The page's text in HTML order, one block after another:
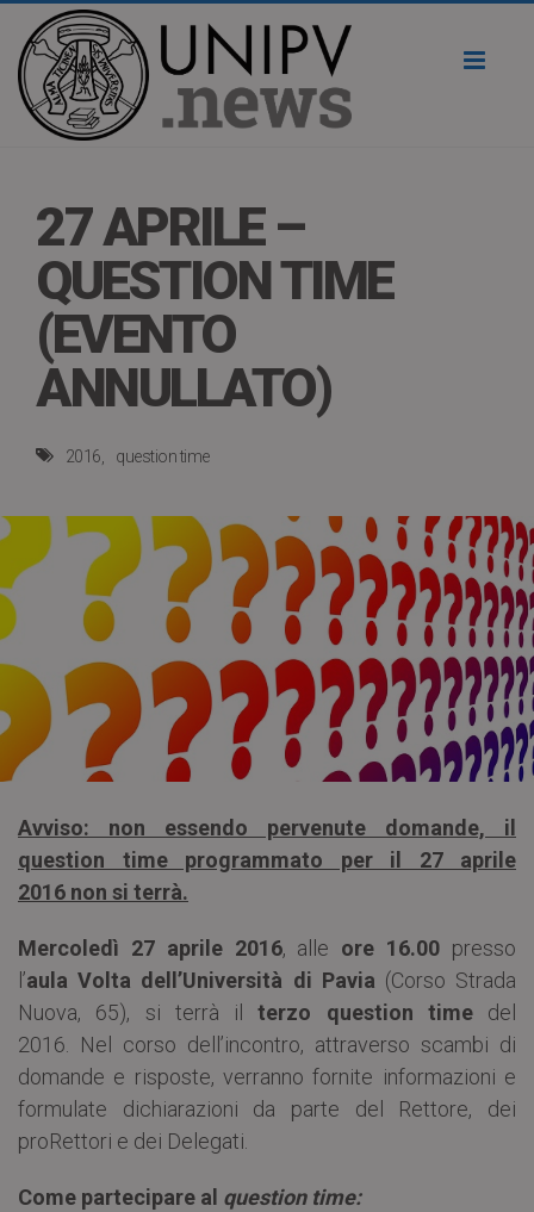
27 APRILE –
QUESTION TIME
(EVENTO
ANNULLATO)
2016 question time
Avviso: non essendo pervenute domande, il
question time programmato per il 27 aprile
2016 non si terrà.
Mercoledì 27 aprile 2016, alle ore 16.00 presso
l’aula Volta dell’Università di Pavia (Corso Strada
Nuova, 65), si terrà ilterzo question timedel
2016. Nel corso dell’incontro, attraverso scambi di
domande e risposte, verranno fornite informazioni e
formulate dichiarazioni da parte del Rettore, dei
proRettori e dei Delegati.
Come partecipare al question time: